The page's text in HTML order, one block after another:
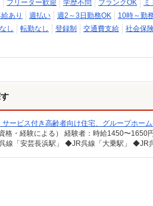
フリーター歓迎 学歴不問 ブランクOK
あり 週払い 週2～3日勤務OK 10時～勤
し 転勤なし 登録制 交通費支給 社会保
ービス付き高齢者向け住宅、グループホーム
線「安芸長浜駅」 ◆JR呉線「大乗駅」 ◆JR